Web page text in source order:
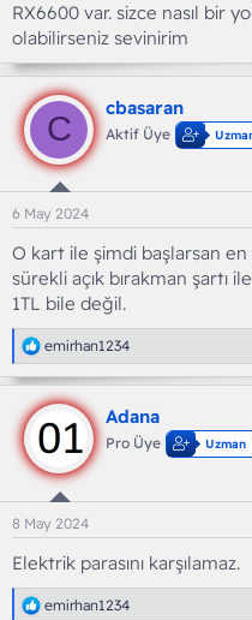
n
RX6600 var. sizce nasıl bir
olabilirseniz sevinirim
C
cbasaran
Aktif Üye
6 May 2024
O kart ile şimdi başlarsan en
sürekli açık bırakman şartı
1TL bile değil.
T
e
p
k
i
l
e
r
:
emirhan1234
Adana
Pro Üye Uzman
8 May 2024
Elektrik parasını karşılamaz.
T
emirhan1234